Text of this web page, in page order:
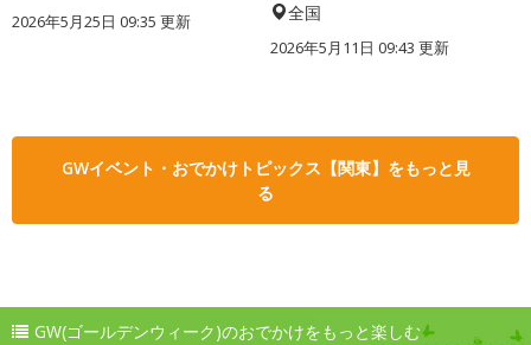
2026年5月25日 09:35 更新 全国
2026年5月11日 09:43 更新
GWイベント・おでかけトピックス【関東】をもっと見
る
GW(ゴールデンウィーク)のおでかけをもっと楽しむ